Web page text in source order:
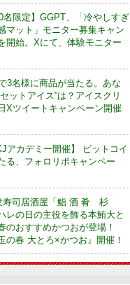
名限定】GGPT、「冷やしすぎ
マット」モニター募集キャン
開始。Xにて、体験モニター
3名様に商品が当たる。あな
ットアイス”は？アイスクリ
Xツイートキャンペーン開催
アカデミー開催】 ビットコイ
る、フォロリポキャンペー
寿司居酒屋「鮨 酒 肴 杉
レの日の主役を飾る本鮪大と
のおすすめかつおが登場！
の春 大とろ×かつお』開催！